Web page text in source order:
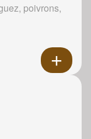
poivrons,